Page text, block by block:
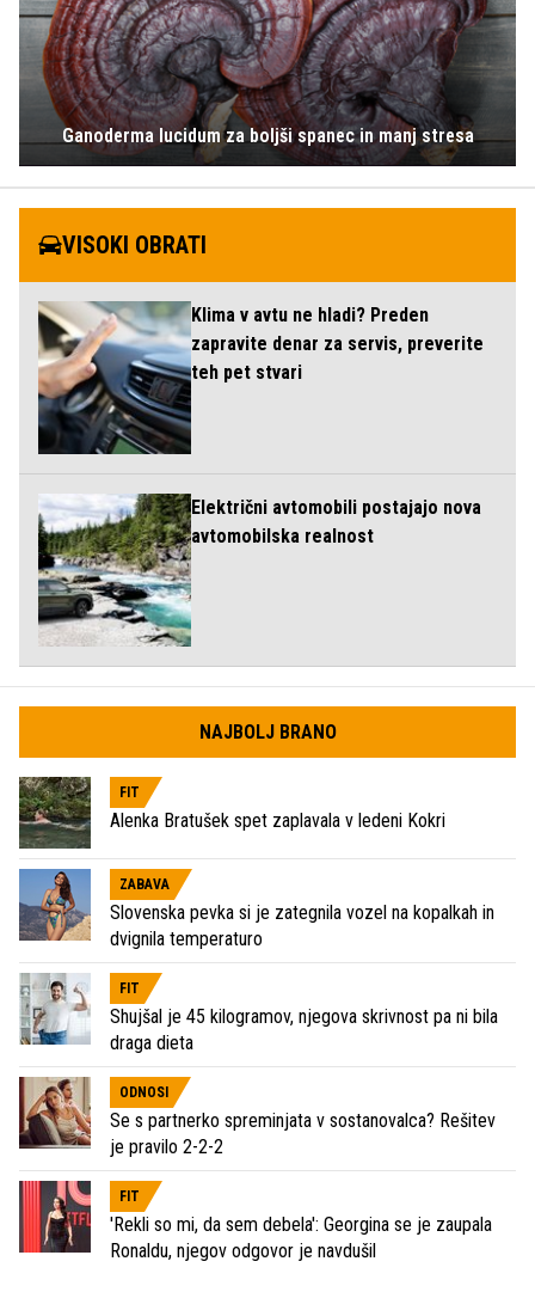
Ganoderma lucidum za boljši spanec in manj stresa
VISOKI OBRATI
Klima v avtu ne hladi? Preden
zapravite denar za servis, preverite
teh pet stvari
Električni avtomobili postajajo nova
avtomobilska realnost
NAJBOLJ BRANO
FIT
Alenka Bratušek spet zaplavala v ledeni Kokri
ZABAVA
Slovenska pevka si je zategnila vozel na kopalkah in
dvignila temperaturo
FIT
Shujšal je 45 kilogramov, njegova skrivnost pa ni bila
draga dieta
ODNOSI
Se s partnerko spreminjata v sostanovalca? Rešitev
je pravilo 2-2-2
FIT
'Rekli so mi, da sem debela': Georgina se je zaupala
Ronaldu, njegov odgovor je navdušil